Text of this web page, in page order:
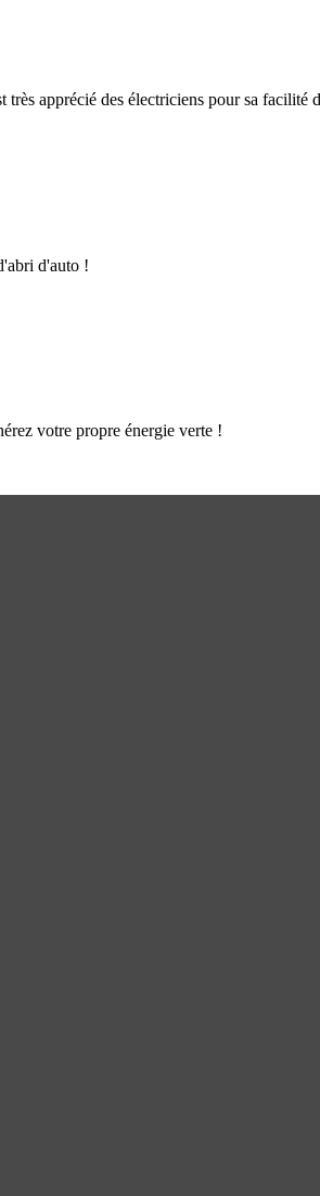
très apprécié des électriciens pour sa facilité
d'auto !
votre propre énergie verte !